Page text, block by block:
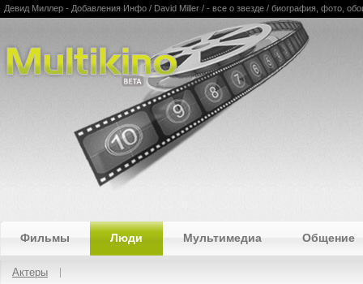
Multikino
Девид Миллер - Добавления Инфо / David Miller / - все о звезде / биография, фото,
Фильмы Люди Мультимедиа Общение
Актеры